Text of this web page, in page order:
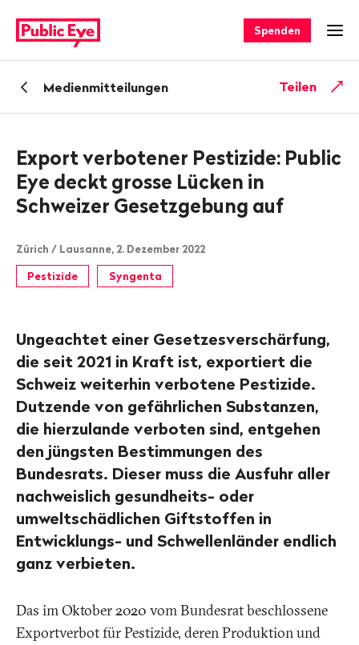
auf
publiceye.ch
Spenden
ZurückMedienmitteilungen Teilen
Export verbotener Pestizide: Public
Eye deckt grosse Lücken in
Schweizer Gesetzgebung auf
Zürich / Lausanne, 2. Dezember 2022
Pestizide Syngenta
Ungeachtet einer Gesetzesverschärfung,
die seit 2021 in Kraft ist, exportiert die
Schweiz weiterhin verbotene Pestizide.
Dutzende von gefährlichen Substanzen,
die hierzulande verboten sind, entgehen
den jüngsten Bestimmungen des
Bundesrats. Dieser muss die Ausfuhr aller
nachweislich gesundheits- oder
umweltschädlichen Giftstoffen in
Entwicklungs- und Schwellenländer endlich
ganz verbieten.
Das im Oktober 2020 vom Bundesrat beschlossene
Exportverbot für Pestizide, deren Produktion und